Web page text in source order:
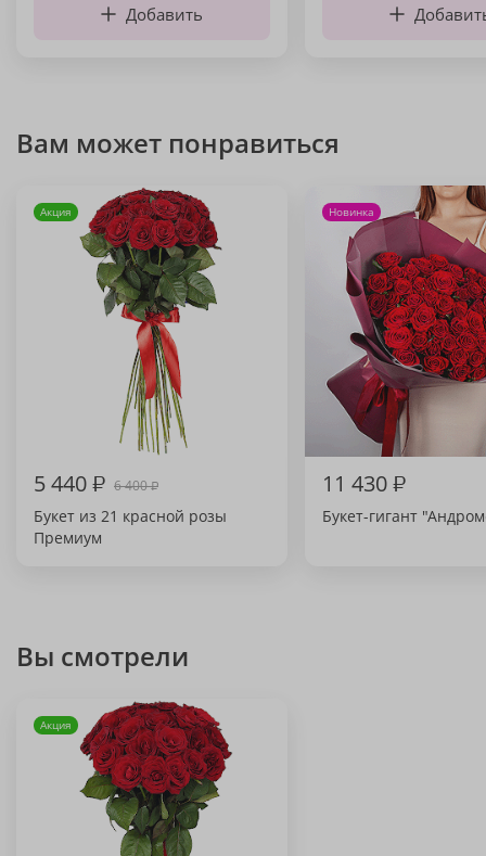
Добавить
Вам может понравиться
Акция
5 440₽ 6 400₽
Букет из 21 красной розы
Премиум
Новинка
11 430₽
Букет-гигант
Вы смотрели
Акция